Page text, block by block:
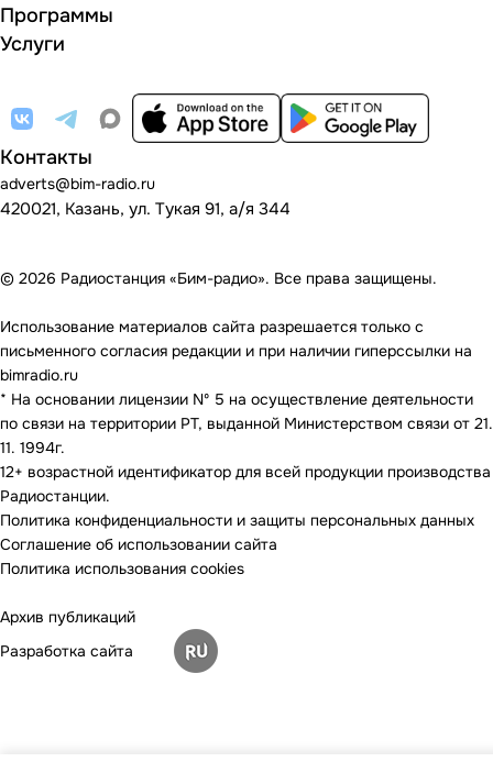
Программы
Услуги
Контакты
adverts@bim-radio.ru
420021, Казань, ул. Тукая 91, а/я 344
© 2026 Радиостанция «Бим-радио». Все права защищены.
Использование материалов сайта разрешается только с
письменного согласия редакции и при наличии гиперссылки на
bimradio.ru
* На основании лицензии Nº 5 на осуществление деятельности
по связи на территории РТ, выданной Министерством связи от 21.
11. 1994г.
12+ возрастной идентификатор для всей продукции производства
Радиостанции.
Политика конфиденциальности и защиты персональных данных
Соглашение об использовании сайта
Политика использования cookies
Архив публикаций
Разработка сайта